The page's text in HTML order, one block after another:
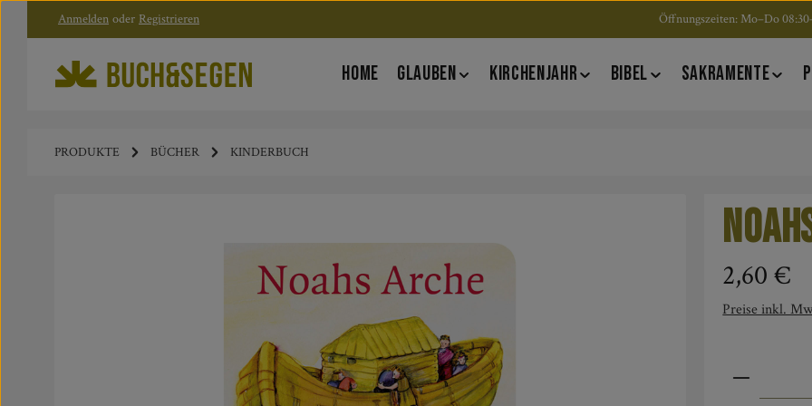
Zum Hauptinhalt springen
Zur Hauptnavigation springen
Anmelden oder Registrieren Öffnungszeiten: Mo–Do
HOME GLAUBEN KIRCHENJAHR BIBEL SAKRAMENTE
PRODUKTE BÜCHER KINDERBUCH
Regulärer
2,60 €
Preise inkl.
Produkt